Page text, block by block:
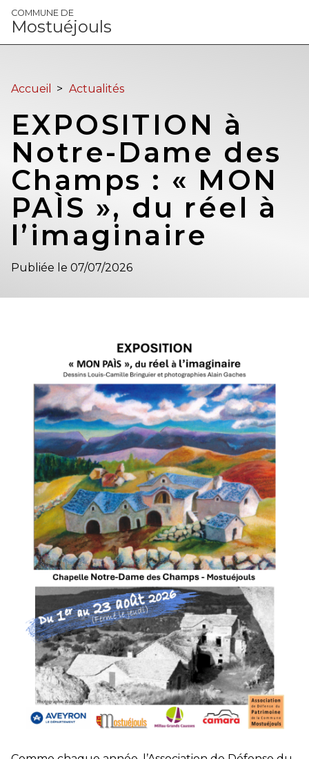
Panneau de gestion des cookies
COMMUNE DE
Mostuéjouls
Accueil > Actualités
EXPOSITION à
Notre-Dame des
Champs : « MON
PAÌS », du réel à
l’imaginaire
Publiée le 07/07/2026